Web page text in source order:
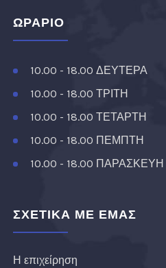
ΩΡΑΡΙΟ
10.00 - 18.00 ΔΕΥΤΕΡΑ
10.00 - 18.00 ΤΡΙΤΗ
10.00 - 18.00 ΤΕΤΑΡΤΗ
10.00 - 18.00 ΠΕΜΠΤΗ
10.00 - 18.00 ΠΑΡΑΣΚΕΥΗ
ΣΧΕΤΙΚΑ ΜΕ ΕΜΑΣ
Η επιχείρηση